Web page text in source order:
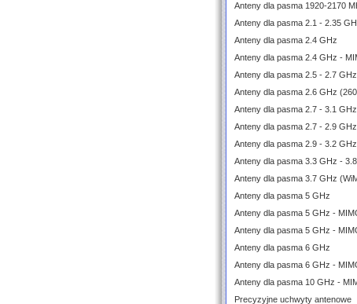
Anteny dla pasma 1920-2170
Anteny dla pasma 2.1 - 2.35
Anteny dla pasma 2.4 GHz
Anteny dla pasma 2.4 GHz -
Anteny dla pasma 2.5 - 2.7 GHz
Anteny dla pasma 2.6 GHz
Anteny dla pasma 2.7 - 3.1
Anteny dla pasma 2.7 - 2.9 GHz
Anteny dla pasma 2.9 - 3.2 GHz
Anteny dla pasma 3.3 GHz -
Anteny dla pasma 3.7 GHz
Anteny dla pasma 5 GHz
Anteny dla pasma 5 GHz -
Anteny dla pasma 5 GHz -
Anteny dla pasma 6 GHz
Anteny dla pasma 6 GHz -
Anteny dla pasma 10 GHz -
Precyzyjne uchwyty antenowe